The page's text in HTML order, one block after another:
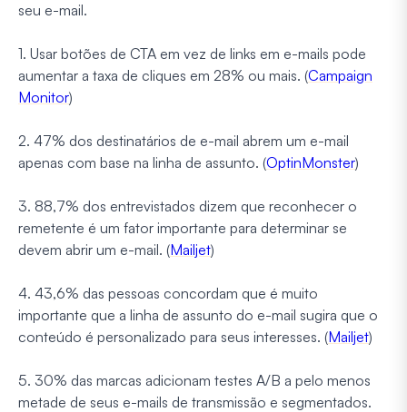
seu e-mail.
1. Usar botões de CTA em vez de links em e-mails pode
aumentar a taxa de cliques em 28% ou mais. (Campaign
Monitor)
2. 47% dos destinatários de e-mail abrem um e-mail
apenas com base na linha de assunto. (OptinMonster)
3. 88,7% dos entrevistados dizem que reconhecer o
remetente é um fator importante para determinar se
devem abrir um e-mail. (Mailjet)
4. 43,6% das pessoas concordam que é muito
importante que a linha de assunto do e-mail sugira que o
conteúdo é personalizado para seus interesses. (Mailjet)
5. 30% das marcas adicionam testes A/B a pelo menos
metade de seus e-mails de transmissão e segmentados.